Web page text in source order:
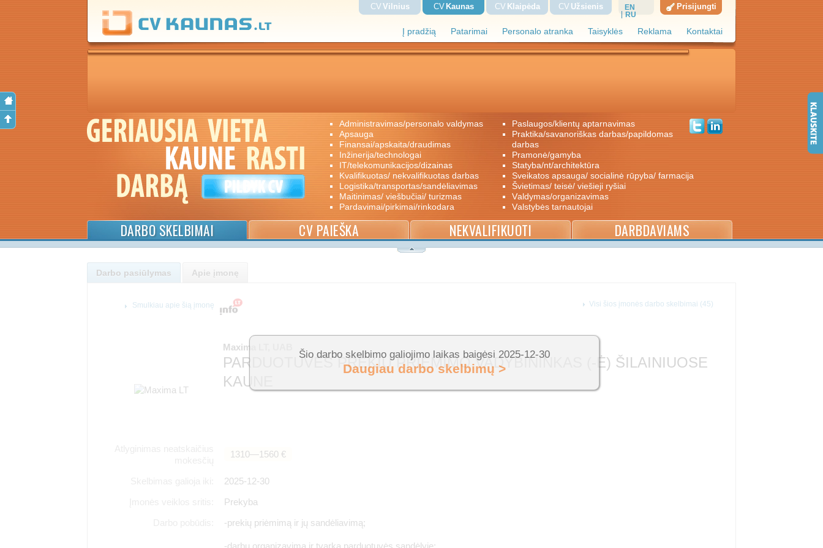
Į pradžią Patarimai Personalo atranka Taisyklės Reklama Kontaktai
CV Vilnius CV Kaunas CV Klaipėda CV Užsienis
EN
RU
Prisijungti
administravimas/personalo valdymas
apsauga
finansai/apskaita/draudimas
inžinerija/technologai
IT/telekomunikacijos/dizainas
kvalifikuotas/ nekvalifikuotas darbas
logistika/transportas/sandėliavimas
maitinimas/ viešbučiai/ turizmas
pardavimai/pirkimai/rinkodara
paslaugos/klientų aptarnavimas
praktika/savanoriškas darbas/papildomas
darbas
pramonė/gamyba
statyba/nt/architektūra
sveikatos apsauga/ socialinė rūpyba/ farmacija
švietimas/ teisė/ viešieji ryšiai
valdymas/organizavimas
valstybės tarnautojai
DARBO SKELBIMAI CV PAIEŠKA NEKVALIFIKUOTI DARBDAVIAMS
Darbo pasiūlymas Apie įmonę
Maxima LT, UAB
PARDUOTUVĖS PREKIŲ PRIĖMIMO VADYBININKAS (-Ė) ŠILAINIUOSE
KAUNE
1310―1560 €
2025-12-30
Prekyba
-prekių priėmimą ir jų sandėliavimą;
Visi šios įmonės darbo skelbimai (45)
Smulkiau apie šią įmonę
Šio darbo skelbimo galiojimo laikas baigėsi 2025-12-30
Daugiau darbo skelbimų >